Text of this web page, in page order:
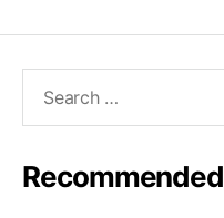
Recommended